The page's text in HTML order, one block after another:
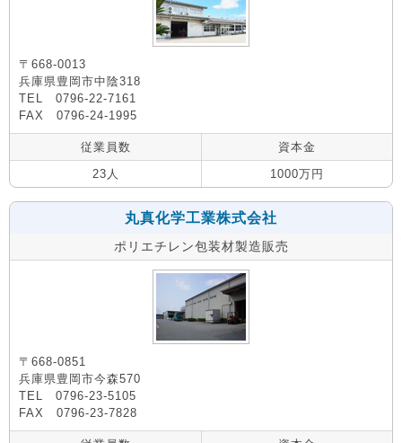
〒668-0013
兵庫県豊岡市中陰318
TEL 0796-22-7161
FAX 0796-24-1995
従業員数
資本金
23人
1000万円
丸真化学工業株式会社
ポリエチレン包装材製造販売
〒668-0851
兵庫県豊岡市今森570
TEL 0796-23-5105
FAX 0796-23-7828